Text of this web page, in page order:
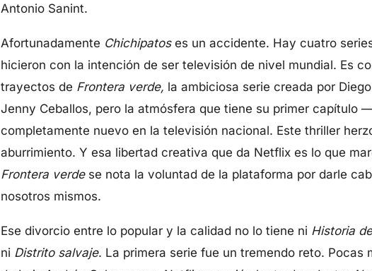
Antonio Sanint.
Afortunadamente Chichipatoses un accidente. Hay cuatro
hicieron con la intención de ser televisión de nivel mundial. Es
trayectos de Frontera verde, la ambiciosa serie creada por
Jenny Ceballos, pero la atmósfera que tiene su primer capítulo
completamente nuevo en la televisión nacional. Este thriller
aburrimiento. Y esa libertad creativa que da Netflix es lo que
Frontera verdese nota la voluntad de la plataforma por darle
nosotros mismos.
Ese divorcio entre lo popular y la calidad no lo tiene ni Historia
ni Distrito salvaje. La primera serie fue un tremendo reto. Pocas